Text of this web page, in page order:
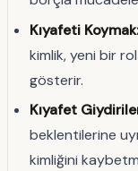
Kıyafeti Koymak:
kimlik, yeni bir
gösterir.
Kıyafet
beklentilerine
kimliğini